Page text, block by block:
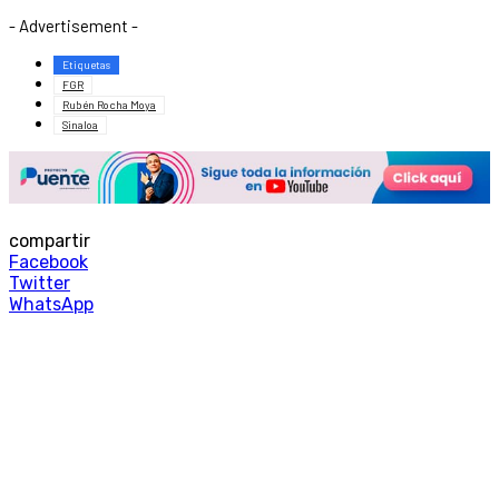
- Advertisement -
Etiquetas
FGR
Rubén Rocha Moya
Sinaloa
compartir
Facebook
Twitter
WhatsApp